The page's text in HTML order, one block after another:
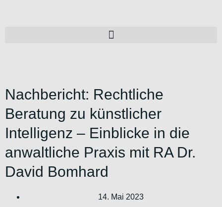
Nachbericht: Rechtliche
Beratung zu künstlicher
Intelligenz – Einblicke in die
anwaltliche Praxis mit RA Dr.
David Bomhard
14. Mai 2023